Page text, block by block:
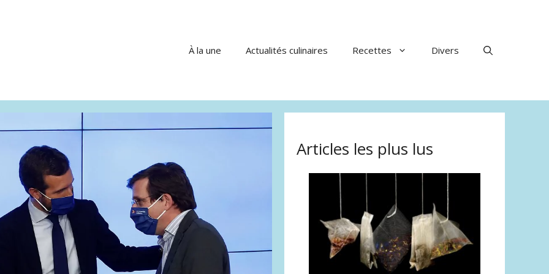
À la une Actualités culinaires Recettes Divers
Articles les plus lus